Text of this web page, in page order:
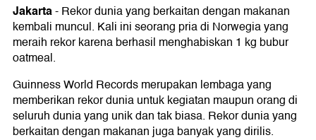
Jakarta-Rekor dunia yang berkaitan dengan makanan
kembali muncul. Kali ini seorang pria di Norwegia yang
meraih rekor karena berhasil menghabiskan 1 kg bubur
oatmeal.
Guinness World Records merupakan lembaga yang
memberikan rekor dunia untuk kegiatan maupun orang di
seluruh dunia yang unik dan tak biasa. Rekor dunia yang
berkaitan dengan makanan juga banyak yang dirilis.